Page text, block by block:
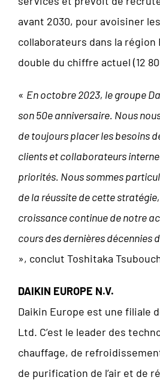
avant 2030, pour avoisiner
collaborateurs dans la région
double du chiffre actuel (12
« En octobre 2023, le groupe
son 50e anniversaire. Nous
de toujours placer les besoins
clients et collaborateurs
priorités. Nous sommes
de la réussite de cette
croissance continue de notre
cours des dernières décennies
», conclut Toshitaka
DAIKIN EUROPE N.V.
Daikin Europe est une filiale
Ltd. C’est le leader des
chauffage, de
de purification de l’air et de